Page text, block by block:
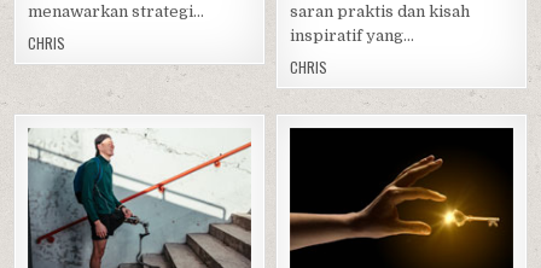
menawarkan strategi…
CHRIS
saran praktis dan kisah
inspiratif yang…
CHRIS
Posted
in
in